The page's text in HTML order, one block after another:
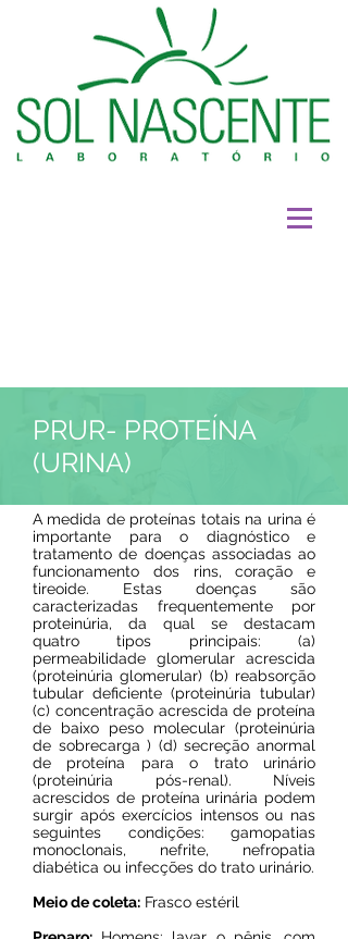
PRUR- PROTEÍNA
(URINA)
A medida de proteínas totais na urina é
importante para o diagnóstico e
tratamento de doenças associadas ao
funcionamento dos rins, coração e
tireoide. Estas doenças são
caracterizadas frequentemente por
proteinúria, da qual se destacam
quatro tipos principais: (a)
permeabilidade glomerular acrescida
(proteinúria glomerular) (b) reabsorção
tubular deficiente (proteinúria tubular)
(c) concentração acrescida de proteína
de baixo peso molecular (proteinúria
de sobrecarga ) (d) secreção anormal
de proteína para o trato urinário
(proteinúria pós-renal). Níveis
acrescidos de proteína urinária podem
surgir após exercícios intensos ou nas
seguintes condições: gamopatias
monoclonais, nefrite, nefropatia
diabética ou infecções do trato urinário.
Meio de coleta: Frasco estéril